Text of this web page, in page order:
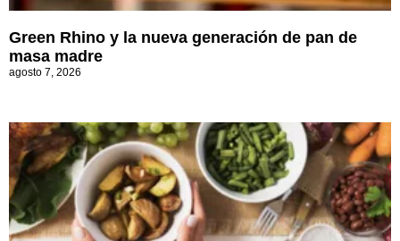
Green Rhino y la nueva generación de pan de
masa madre
agosto 7, 2026